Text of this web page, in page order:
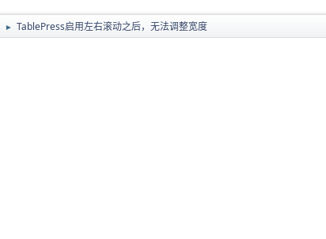
► TablePress启用左右滚动之后，无法调整宽度